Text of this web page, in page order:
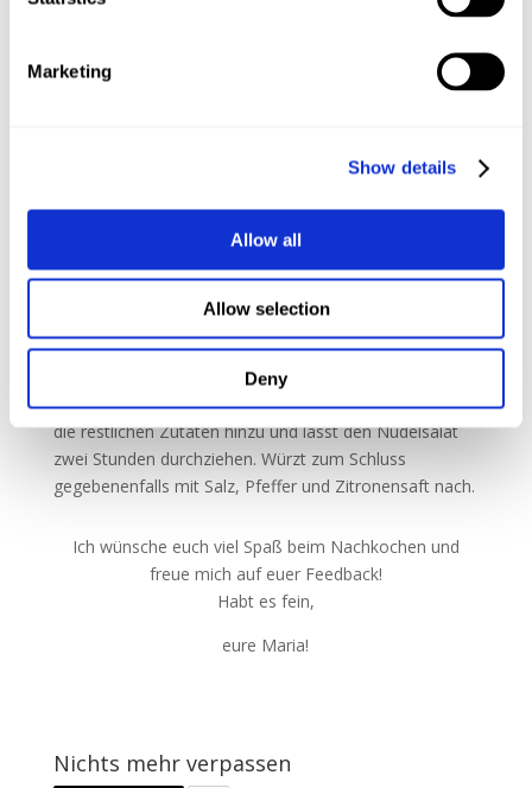
Marketing
Show details
Allow all
Allow selection
Deny
weitere optionale Zutaten: 1/2 Ring Fleischwurst, 1/2
Kocht die Nudeln in reichlich Salzwasser gar. Verrührt in
einer großen Schüssel Miracel Whip, Gurkenwasser,
Senf, Zitronensaft, Salz und Pfeffer. Gart den Mais und
Minuten in das kochende Wasser. Kocht sie nicht zu
lange, sie sollen schön grün und knackig bleiben.
Verrührt die Nudeln mit der Salatcreme, sobald sie gar
sind. So saugen sie den meisten Geschmack auf. Gebt
die restlichen Zutaten hinzu und lasst den Nudelsalat
zwei Stunden durchziehen. Würzt zum Schluss
gegebenenfalls mit Salz, Pfeffer und Zitronensaft nach.
Ich wünsche euch viel Spaß beim Nachkochen und
freue mich auf euer Feedback!
Habt es fein,
eure Maria!
Nichts mehr verpassen